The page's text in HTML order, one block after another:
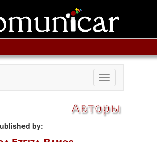
Toggle
navigation
Авторы
by: